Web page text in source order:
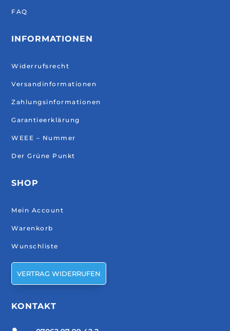
FAQ
INFORMATIONEN
Widerrufsrecht
Versandinformationen
Zahlungsinformationen
Garantieerklärung
WEEE – Nummer
Der Grüne Punkt
SHOP
Mein Account
Warenkorb
Wunschliste
VERTRAG WIDERRUFEN
KONTAKT